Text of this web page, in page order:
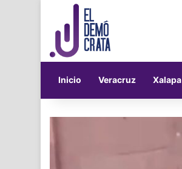
Inicio Veracruz Xalapa